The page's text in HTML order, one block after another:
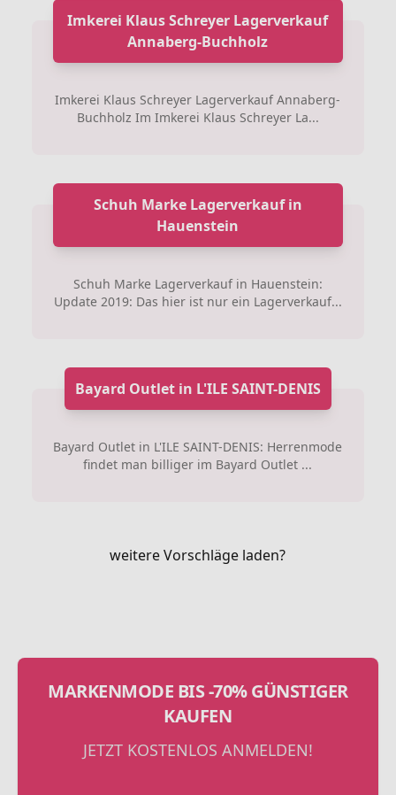
Imkerei Klaus Schreyer Lagerverkauf
Annaberg-Buchholz
Imkerei Klaus Schreyer Lagerverkauf Annaberg-
Buchholz Im Imkerei Klaus Schreyer La...
Schuh Marke Lagerverkauf in
Hauenstein
Schuh Marke Lagerverkauf in Hauenstein:
Update 2019: Das hier ist nur ein Lagerverkauf...
Bayard Outlet in L'ILE SAINT-DENIS
Bayard Outlet in L'ILE SAINT-DENIS: Herrenmode
findet man billiger im Bayard Outlet ...
weitere Vorschläge laden?
MARKENMODE BIS -70% GÜNSTIGER
KAUFEN
JETZT KOSTENLOS ANMELDEN!